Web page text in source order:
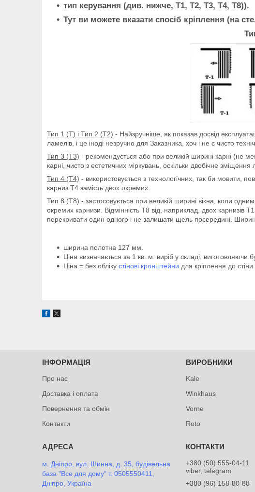
тип керування (див. нижче, T1, Т2, Т3, Т4, Т8)).
Тут ви можете вказати спосіб кріплення (на
Тип 1 (Т) і Тип 2 (Т2) - Найзручніше, як показав досвід
ламелів, і це іноді незручно для Заказника, хоч і не є чисто
Тип 3 (Т3) - рекомендується або при великій ширині карні (не
карні, чисто з естетичних міркувань, оскільки двобічне
Тип 4 (Т4) - використовується з технологічних, так би мовити,
карниз Т4 замість двох окремих.
Тип 8 (Т8) - застосовується при великій ширині вікна, коли
окремих карнизи. Відмінність Т8 від, наприклад, двох
перекривати один одного і не залишати щель посередині.
ширина полотна 127 мм.
Ціна визначається за 1 кв. м. виріб у складі, виготовляючи
Ціна = без обліку стінові кронштейни для кріплення до стіни
ІНФОРМАЦІЯ
Про нас
Доставка і оплата
Повернення та обмін
Контакти
ВИРОБНИКИ
Kale
Winkhaus
Vorne
Roto
м. Дніпро, вул. Шинна, д. 35, будівельна
база "Все для дому" т. 0505550411,
Дніпро, Україна
+380 (50) 555-04-11
viber, telegram
+380 (96) 158-80-88